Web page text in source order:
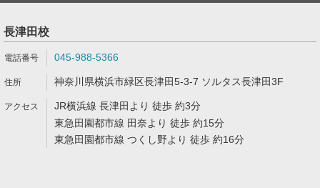
長津田校
045-988-5366
神奈川県横浜市緑区長津田5-3-7 ソルタス長津田3F
JR横浜線 長津田より 徒歩 約3分
東急田園都市線 田奈より 徒歩 約15分
東急田園都市線 つくし野より 徒歩 約16分